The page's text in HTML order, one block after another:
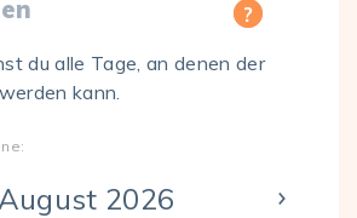
du alle Tage, an denen der
kann.
2026